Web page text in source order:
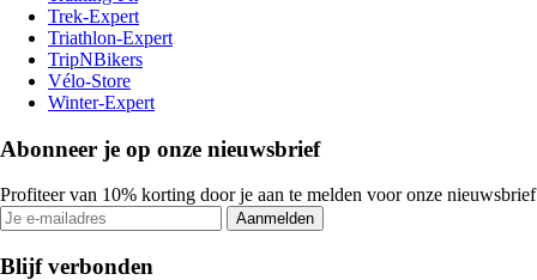
Trek-Expert
Triathlon-Expert
TripNBikers
Vélo-Store
Winter-Expert
Abonneer je op onze nieuwsbrief
Profiteer van 10% korting door je aan te melden voor onze nieuwsbrief
Aanmelden
Blijf verbonden